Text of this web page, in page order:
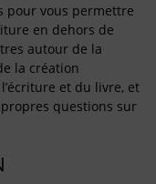
pour vous permettre
en dehors de
autour de la
la création
et du livre, et
questions sur